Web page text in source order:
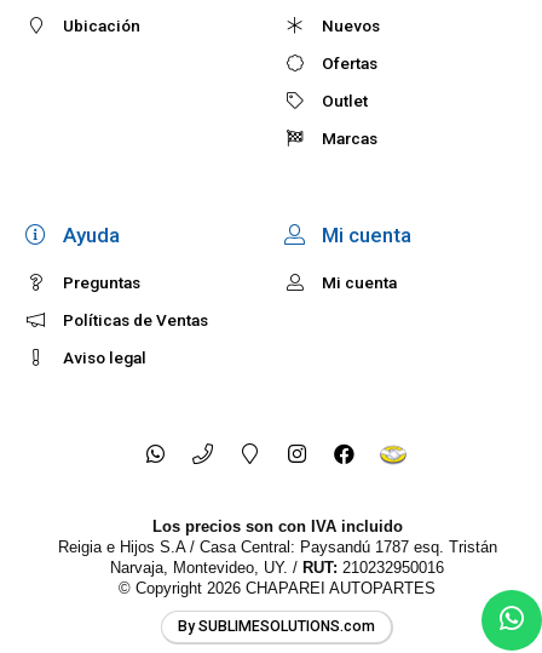
Ubicación
Nuevos
Ofertas
Outlet
Marcas
Ayuda
Preguntas
Políticas de Ventas
Aviso legal
Mi cuenta
Mi cuenta
Los precios son con IVA incluido
Reigia e Hijos S.A / Casa Central: Paysandú 1787 esq. Tristán
Narvaja, Montevideo, UY. / RUT: 210232950016
© Copyright 2026 CHAPAREI AUTOPARTES
By SUBLIMESOLUTIONS.com